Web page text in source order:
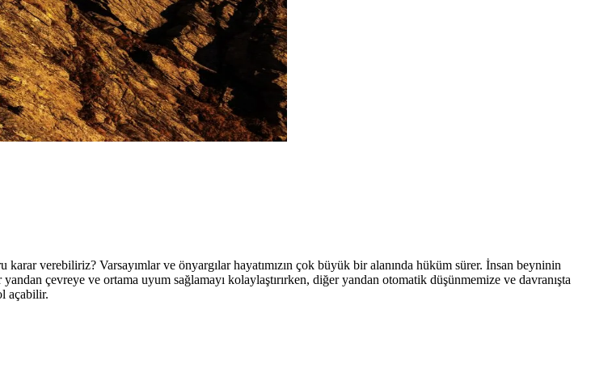
verebiliriz? Varsayımlar ve önyargılar hayatımızın çok büyük bir alanında hüküm sürer. İnsan beyninin
çevreye ve ortama uyum sağlamayı kolaylaştırırken, diğer yandan otomatik düşünmemize ve davranışta
açabilir.